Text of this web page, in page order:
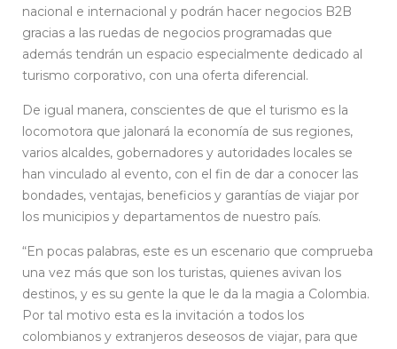
nacional e internacional y podrán hacer negocios B2B
gracias a las ruedas de negocios programadas que
además tendrán un espacio especialmente dedicado al
turismo corporativo, con una oferta diferencial.
De igual manera, conscientes de que el turismo es la
locomotora que jalonará la economía de sus regiones,
varios alcaldes, gobernadores y autoridades locales se
han vinculado al evento, con el fin de dar a conocer las
bondades, ventajas, beneficios y garantías de viajar por
los municipios y departamentos de nuestro país.
“En pocas palabras, este es un escenario que comprueba
una vez más que son los turistas, quienes avivan los
destinos, y es su gente la que le da la magia a Colombia.
Por tal motivo esta es la invitación a todos los
colombianos y extranjeros deseosos de viajar, para que